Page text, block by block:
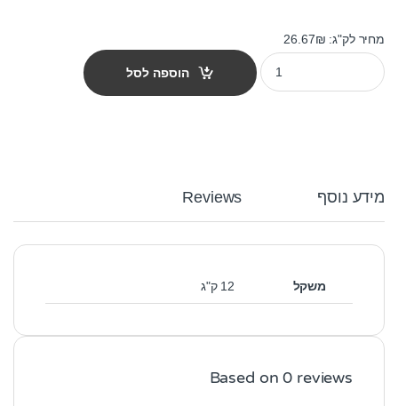
מחיר לק"ג: 26.67₪
פרולייף לכלב סטרלייזד מדיום-לארג' חזיר ואורז 12 ק"ג quantity
הוספה לסל
מידע נוסף Reviews
משקל 12 ק"ג
Based on 0 reviews